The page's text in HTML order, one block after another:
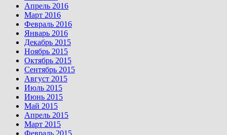
Апрель 2016
Март 2016
Февраль 2016
Январь 2016
Декабрь 2015
Ноябрь 2015
Октябрь 2015
Сентябрь 2015
Август 2015
Июль 2015
Июнь 2015
Май 2015
Апрель 2015
Март 2015
Февраль 2015